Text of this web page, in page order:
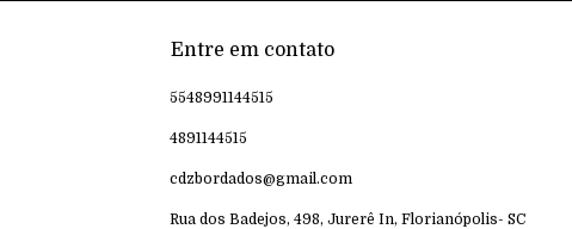
Entre em contato
5548991144515
4891144515
cdzbordados@gmail.com
Rua dos Badejos, 498, Jurerê In, Florianópolis- SC